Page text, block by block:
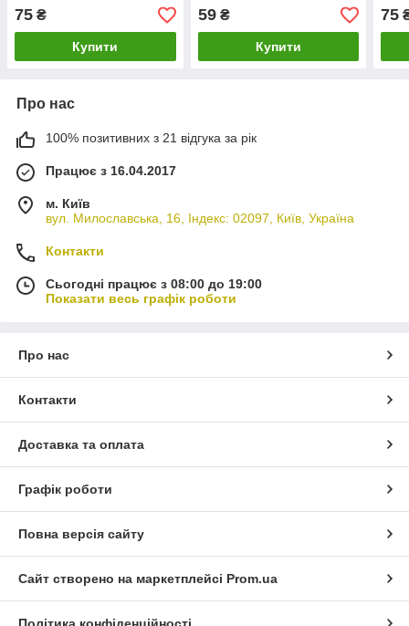
75 ₴
Купити
59₴
Купити
75
Про нас
100% позитивних з 21 відгука за рік
Працює з 16.04.2017
м. Київ
вул. Милославська, 16, Індекс: 02097, Київ, Україна
Контакти
Сьогодні працює з 08:00 до 19:00
Показати весь графік роботи
Про нас
Контакти
Доставка та оплата
Графік роботи
Повна версія сайту
Сайт створено на маркетплейсі Prom.ua